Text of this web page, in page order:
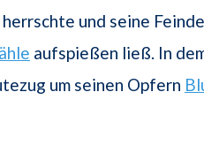
und seine
aufspießen ließ. In
um seinen Opfern